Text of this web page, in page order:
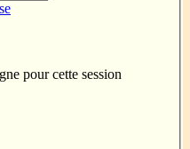
pour cette session